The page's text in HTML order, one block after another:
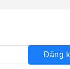
Đăng